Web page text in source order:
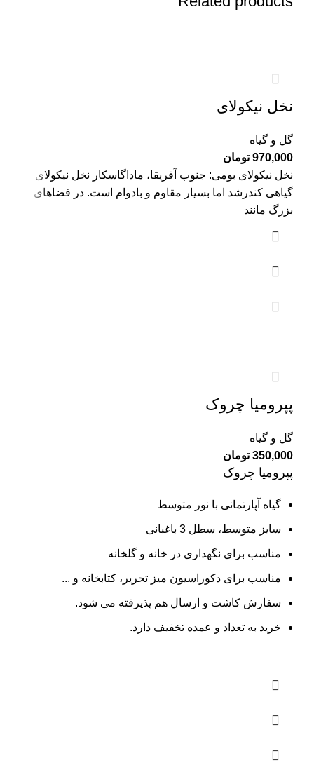
نخل نیکولای
گل و گیاه
970,000 تومان
نخل نیکولای بومی: جنوب آفریقا، ماداگاسکار نخل نیکولای
گیاهی کندرشد اما بسیار مقاوم و بادوام است. در فضاهای
بزرگ مانند
پپرومیا چروک
گل و گیاه
350,000 تومان
پپرومیا چروک
گیاه آپارتمانی با نور متوسط
سایز متوسط، سطل 3 باغبانی
مناسب برای نگهداری در خانه و گلخانه
مناسب برای دکوراسیون میز تحریر، کتابخانه و ...
سفارش کاشت و ارسال هم پذیرفته می شود.
خرید به تعداد و عمده تخفیف دارد.